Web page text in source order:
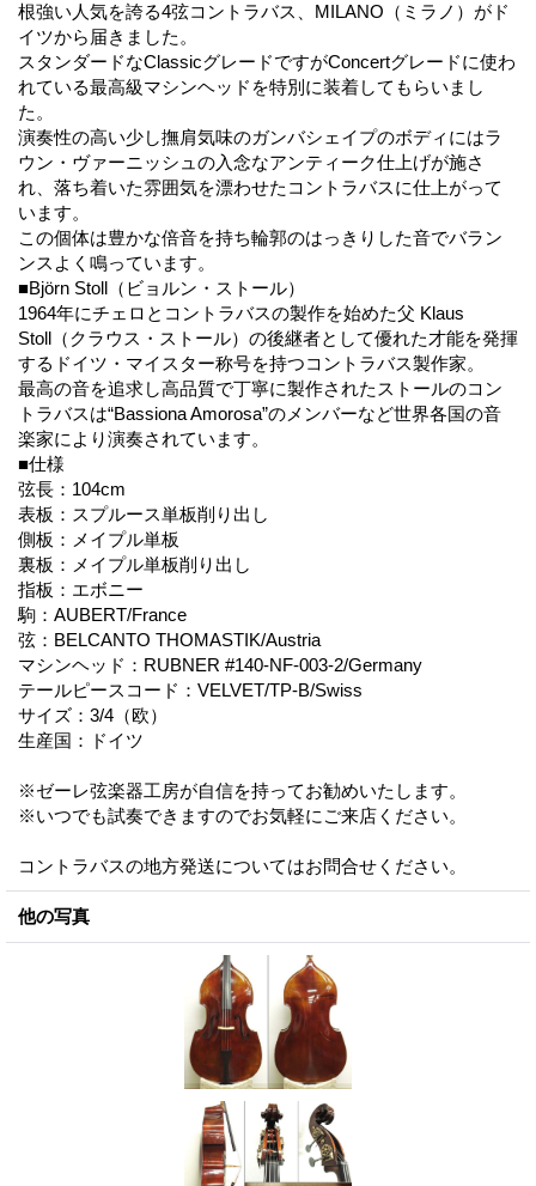
根強い人気を誇る4弦コントラバス、MILANO（ミラノ）がド
イツから届きました。
スタンダードなClassicグレードですがConcertグレードに使わ
れている最高級マシンヘッドを特別に装着してもらいまし
た。
演奏性の高い少し撫肩気味のガンバシェイプのボディにはラ
ウン・ヴァーニッシュの入念なアンティーク仕上げが施さ
れ、落ち着いた雰囲気を漂わせたコントラバスに仕上がって
います。
この個体は豊かな倍音を持ち輪郭のはっきりした音でバラン
ンスよく鳴っています。
■Björn Stoll（ビョルン・ストール）
1964年にチェロとコントラバスの製作を始めた父 Klaus
Stoll（クラウス・ストール）の後継者として優れた才能を発揮
するドイツ・マイスター称号を持つコントラバス製作家。
最高の音を追求し高品質で丁寧に製作されたストールのコン
トラバスは“Bassiona Amorosa”のメンバーなど世界各国の音
楽家により演奏されています。
■仕様
弦長：104cm
表板：スプルース単板削り出し
側板：メイプル単板
裏板：メイプル単板削り出し
指板：エボニー
駒：AUBERT/France
弦：BELCANTO THOMASTIK/Austria
マシンヘッド：RUBNER #140-NF-003-2/Germany
テールピースコード：VELVET/TP-B/Swiss
サイズ：3/4（欧）
生産国：ドイツ
※ゼーレ弦楽器工房が自信を持ってお勧めいたします。
※いつでも試奏できますのでお気軽にご来店ください。
コントラバスの地方発送についてはお問合せください。
他の写真